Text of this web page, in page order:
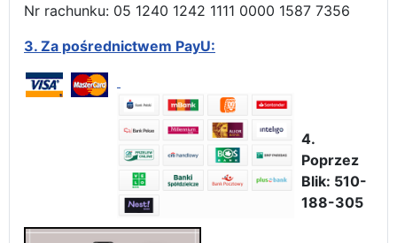
Nr rachunku: 05 1240 1242 1111 0000 1587 7356
3. Za pośrednictwem PayU:
4.
Poprzez
Blik: 510-
188-305